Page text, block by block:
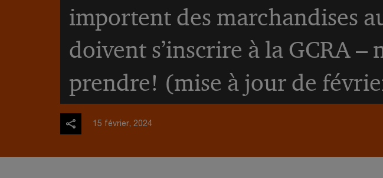
importent des marchandises
doivent s’inscrire à la GCRA –
prendre! (mise à jour de
15 février, 2024